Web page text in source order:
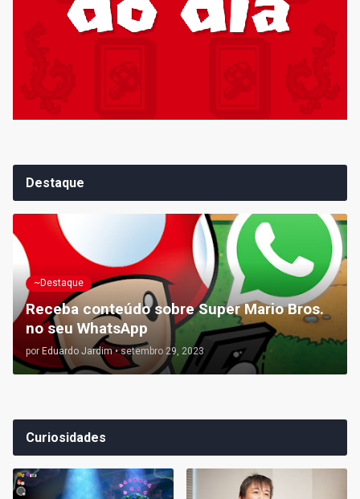
Destaque
~Destaque
Receba conteúdo sobre Super Mario Bros.
no seu WhatsApp
por Eduardo Jardim • setembro 29, 2023
Curiosidades